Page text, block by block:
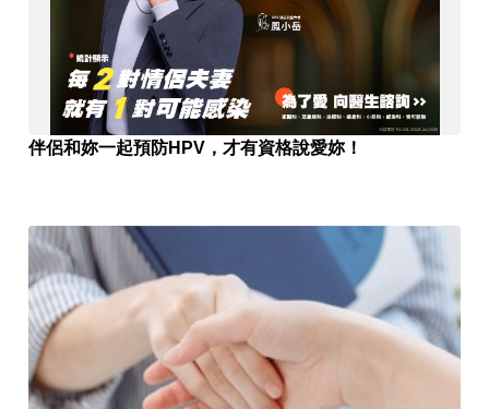
伴侶和妳一起預防HPV，才有資格說愛妳！